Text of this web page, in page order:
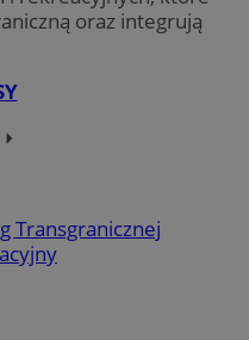
oraz integrują
⏵︎
Transgranicznej